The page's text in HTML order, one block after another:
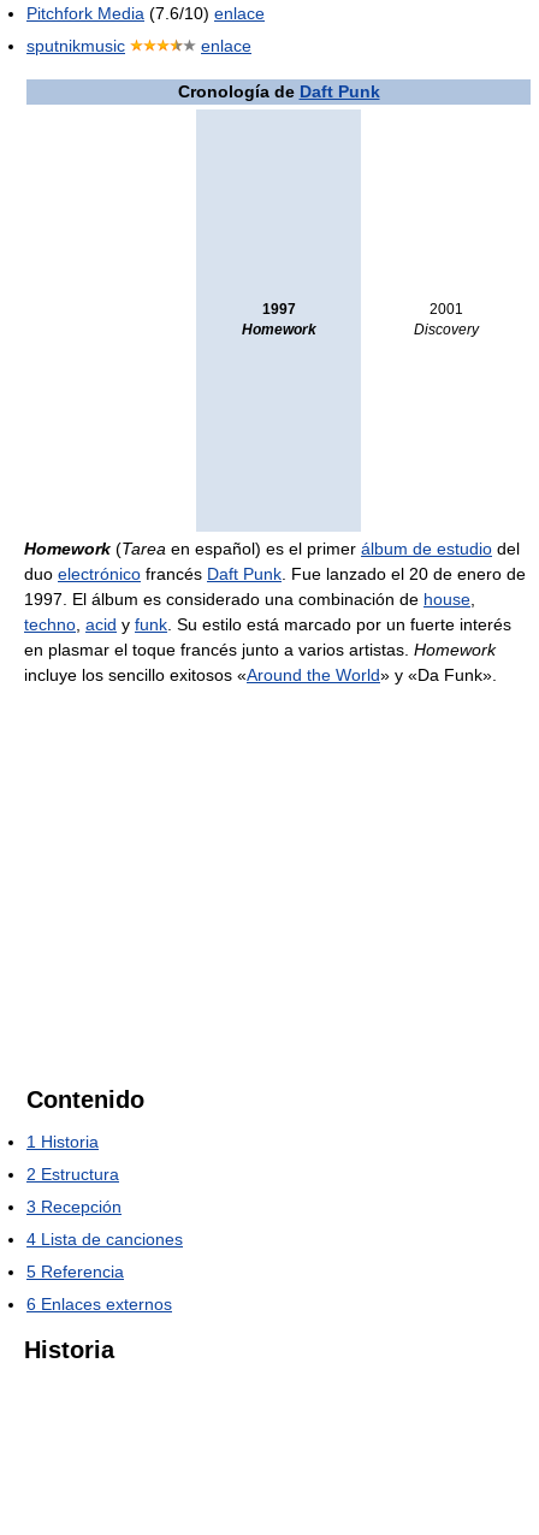
Pitchfork Media (7.6/10) enlace
sputnikmusic
enlace
Cronología de Daft Punk
1997
Homework
2001
Discovery
Homework (Tarea en español) es el primer álbum de estudio del
duo electrónico francés Daft Punk . Fue lanzado el 20 de enero de
1997. El álbum es considerado una combinación de house
techno acid y funk . Su estilo está marcado por un fuerte interés
en plasmar el toque francés junto a varios artistas. Homework
incluye los sencillo exitosos «Around the World» y «Da Funk».
Contenido
1 Historia
2 Estructura
3 Recepción
4 Lista de canciones
5 Referencia
6 Enlaces externos
Historia